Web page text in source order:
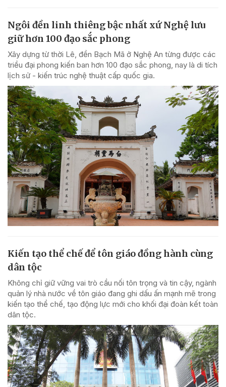
Ngôi đền linh thiêng bậc nhất xứ Nghệ lưu
giữ hơn 100 đạo sắc phong
Xây dựng từ thời Lê, đền Bạch Mã ở Nghệ An từng được các
triều đại phong kiến ban hơn 100 đạo sắc phong, nay là di tích
lịch sử - kiến trúc nghệ thuật cấp quốc gia.
Kiến tạo thể chế để tôn giáo đồng hành cùng
dân tộc
Không chỉ giữ vững vai trò cầu nối tôn trọng và tin cậy, ngành
quản lý nhà nước về tôn giáo đang ghi dấu ấn mạnh mẽ trong
kiến tạo thể chế, tạo động lực mới cho khối đại đoàn kết toàn
dân tộc.